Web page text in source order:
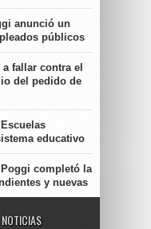
anunció un
públicos
fallar contra el
del pedido de
educativo
completó la
y nuevas